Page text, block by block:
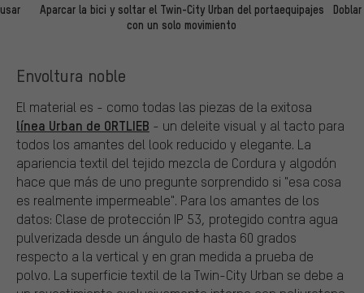
Aparcar la bici y soltar el Twin-City Urban del portaequipajes
con un solo movimiento
Envoltura noble
El material es - como todas las piezas de la exitosa
línea Urban de ORTLIEB - un deleite visual y al tacto para
todos los amantes del look reducido y elegante. La
apariencia textil del tejido mezcla de Cordura y algodón
hace que más de uno pregunte sorprendido si "esa cosa
es realmente impermeable". Para los amantes de los
datos: Clase de protección IP 53, protegido contra agua
pulverizada desde un ángulo de hasta 60 grados
respecto a la vertical y en gran medida a prueba de
polvo. La superficie textil de la Twin-City Urban se debe a